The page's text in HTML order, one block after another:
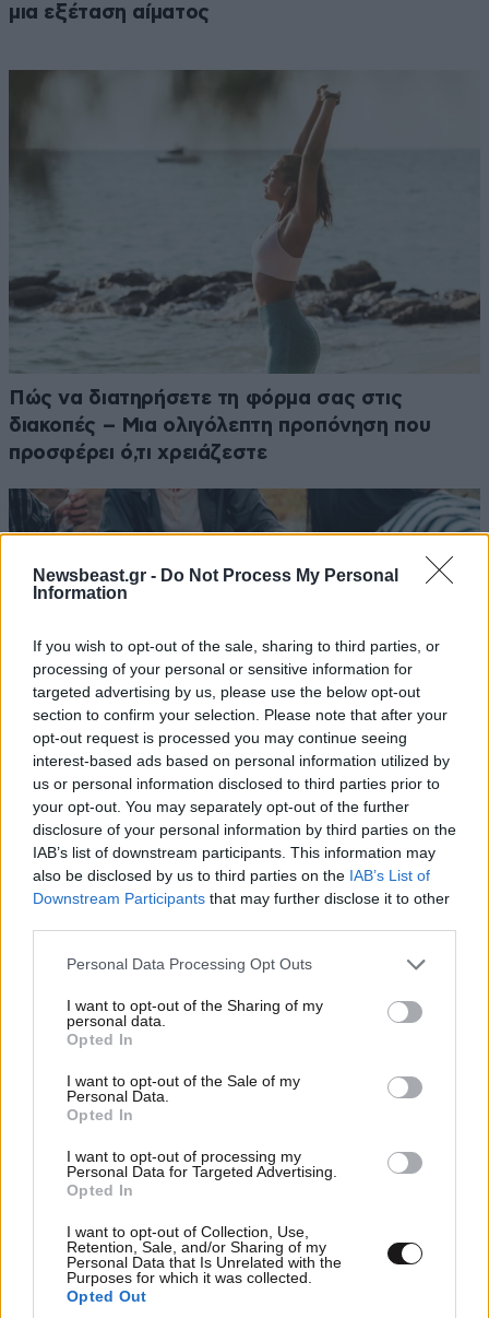
Newsbeast.gr - Do Not Process My Personal
Information
If you wish to opt-out of the sale, sharing to third parties, or
processing of your personal or sensitive information for
targeted advertising by us, please use the below opt-out
section to confirm your selection. Please note that after your
opt-out request is processed you may continue seeing
interest-based ads based on personal information utilized by
us or personal information disclosed to third parties prior to
your opt-out. You may separately opt-out of the further
disclosure of your personal information by third parties on the
IAB’s list of downstream participants. This information may
also be disclosed by us to third parties on the IAB’s List of
Downstream Participants that may further disclose it to other
Please note that this website/app uses one or more Google
not limited to your visit or usage behaviour. You may click to
grant or deny consent to Google and its third-party tags to
use your data for below specified purposes in below Google
consent section.
Personal Data Processing Opt Outs
I want to opt-out of the Sharing of my
personal data.
Opted In
I want to opt-out of the Sale of my
Personal Data.
Opted In
I want to opt-out of processing my
Personal Data for Targeted Advertising.
Opted In
I want to opt-out of Collection, Use,
Retention, Sale, and/or Sharing of my
Personal Data that Is Unrelated with the
Purposes for which it was collected.
Opted Out
μια εξέταση αίματος
Πώς να διατηρήσετε τη φόρμα σας στις
διακοπές – Μια ολιγόλεπτη προπόνηση που
προσφέρει ό,τι χρειάζεστε
Ογκολόγοι προειδοποιούν: Αυτές οι τροφές,
περνούν απαρατήρητες, αλλά καλό είναι να τις
βγάλετε από την καθημερινότητά σας
Ακολουθήστε το NEWSBEASTστο
Google News
και μάθετε πρώτοι όλες τις ειδήσεις